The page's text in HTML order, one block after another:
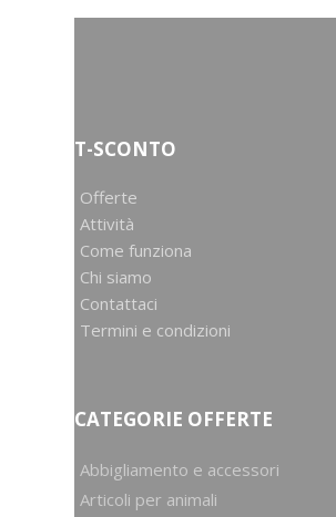
T-SCONTO
Offerte
Attività
Come funziona
Chi siamo
Contattaci
Termini e condizioni
CATEGORIE OFFERTE
Abbigliamento e accessori
Articoli per animali